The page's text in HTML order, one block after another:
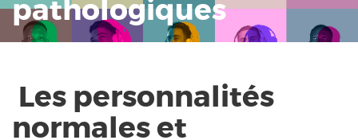
pathologiques
Les personnalités
normales et